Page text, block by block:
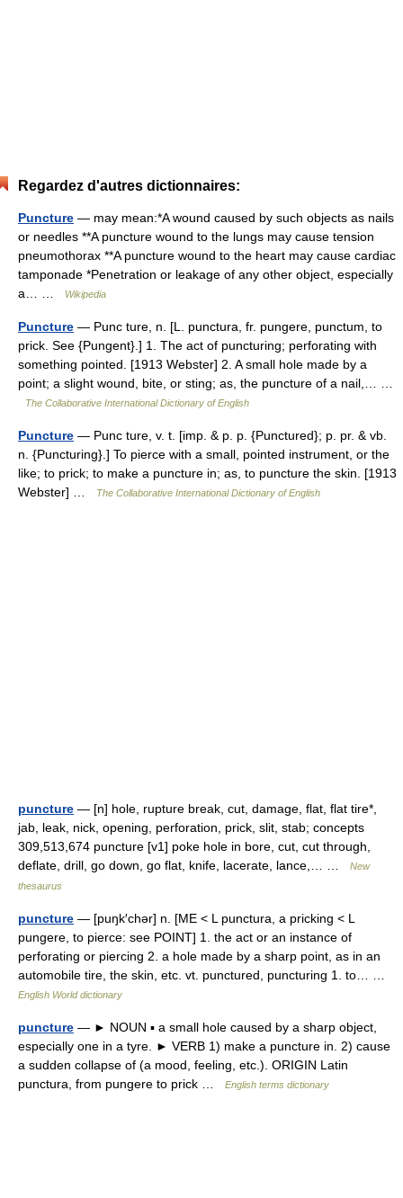
Regardez d'autres dictionnaires:
Puncture — may mean:*A wound caused by such objects as nails
or needles **A puncture wound to the lungs may cause tension
pneumothorax **A puncture wound to the heart may cause cardiac
tamponade *Penetration or leakage of any other object, especially
a… …
Wikipedia
Puncture — Punc ture, n. [L. punctura, fr. pungere, punctum, to
prick. See {Pungent}.] 1. The act of puncturing; perforating with
something pointed. [1913 Webster] 2. A small hole made by a
point; a slight wound, bite, or sting; as, the puncture of a nail,… …
The Collaborative International Dictionary of English
Puncture — Punc ture, v. t. [imp. & p. p. {Punctured}; p. pr. & vb.
n. {Puncturing}.] To pierce with a small, pointed instrument, or the
like; to prick; to make a puncture in; as, to puncture the skin. [1913
Webster] …
The Collaborative International Dictionary of English
puncture — [n] hole, rupture break, cut, damage, flat, flat tire*,
jab, leak, nick, opening, perforation, prick, slit, stab; concepts
309,513,674 puncture [v1] poke hole in bore, cut, cut through,
deflate, drill, go down, go flat, knife, lacerate, lance,… …
New
thesaurus
puncture — [puŋk′chər] n. [ME < L punctura, a pricking < L
pungere, to pierce: see POINT] 1. the act or an instance of
perforating or piercing 2. a hole made by a sharp point, as in an
automobile tire, the skin, etc. vt. punctured, puncturing 1. to… …
English World dictionary
puncture — ► NOUN ▪ a small hole caused by a sharp object,
especially one in a tyre. ► VERB 1) make a puncture in. 2) cause
a sudden collapse of (a mood, feeling, etc.). ORIGIN Latin
punctura, from pungere to prick …
English terms dictionary